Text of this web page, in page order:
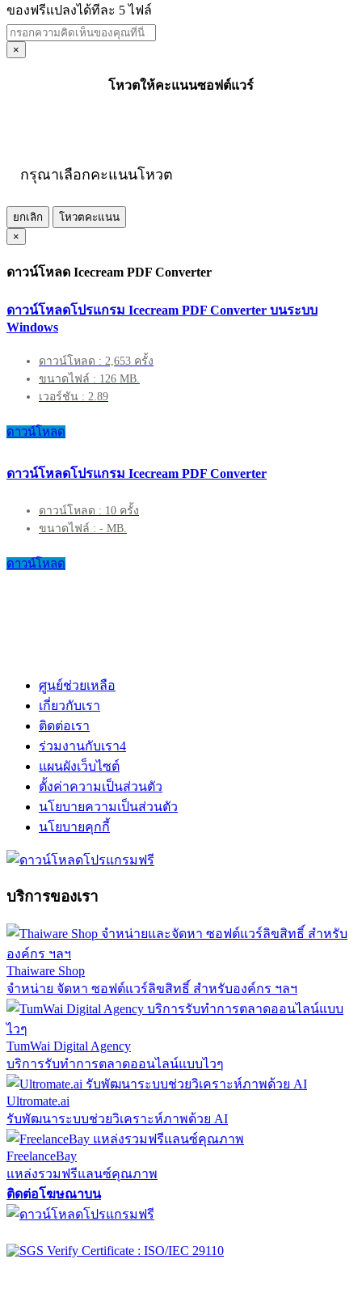
ของฟรีแปลงได้ทีละ 5 ไฟล์
×
โหวตให้คะแนนซอฟต์แวร์
กรุณาเลือกคะแนนโหวต
ยกเลิก
โหวตคะแนน
×
ดาวน์โหลด Icecream PDF Converter
ดาวน์โหลดโปรแกรม Icecream PDF Converter บนระบบ
Windows
ดาวน์โหลด : 2,653 ครั้ง
ขนาดไฟล์ : 126 MB.
เวอร์ชัน : 2.89
ดาวน์โหลด
ดาวน์โหลดโปรแกรม Icecream PDF Converter
ดาวน์โหลด : 10 ครั้ง
ขนาดไฟล์ : - MB.
ดาวน์โหลด
ศูนย์ช่วยเหลือ
เกี่ยวกับเรา
ติดต่อเรา
ร่วมงานกับเรา4
แผนผังเว็บไซต์
ตั้งค่าความเป็นส่วนตัว
นโยบายความเป็นส่วนตัว
นโยบายคุกกี้
บริการของเรา
Thaiware Shop
จำหน่าย จัดหา ซอฟต์แวร์ลิขสิทธิ์ สำหรับองค์กร ฯลฯ
TumWai Digital Agency
บริการรับทำการตลาดออนไลน์แบบไวๆ
Ultromate.ai
รับพัฒนาระบบช่วยวิเคราะห์ภาพด้วย AI
FreelanceBay
แหล่งรวมฟรีแลนซ์คุณภาพ
ติดต่อโฆษณาบน